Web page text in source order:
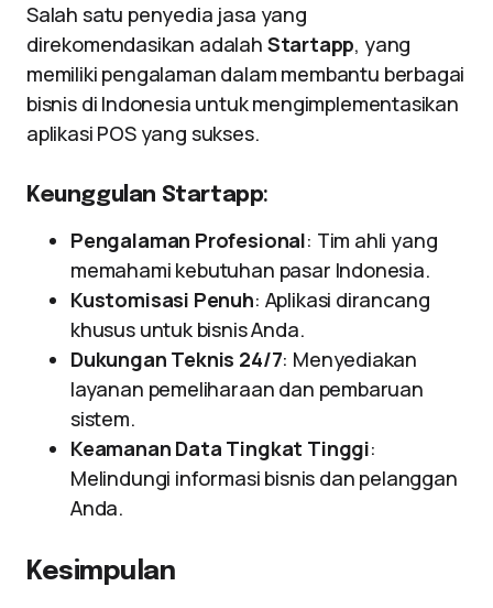
Salah satu penyedia jasa yang
direkomendasikan adalah Startapp, yang
memiliki pengalaman dalam membantu berbagai
bisnis di Indonesia untuk mengimplementasikan
aplikasi POS yang sukses.
Keunggulan Startapp:
Pengalaman Profesional: Tim ahli yang
memahami kebutuhan pasar Indonesia.
Kustomisasi Penuh: Aplikasi dirancang
khusus untuk bisnis Anda.
Dukungan Teknis 24/7: Menyediakan
layanan pemeliharaan dan pembaruan
sistem.
Keamanan Data Tingkat Tinggi:
Melindungi informasi bisnis dan pelanggan
Anda.
Kesimpulan